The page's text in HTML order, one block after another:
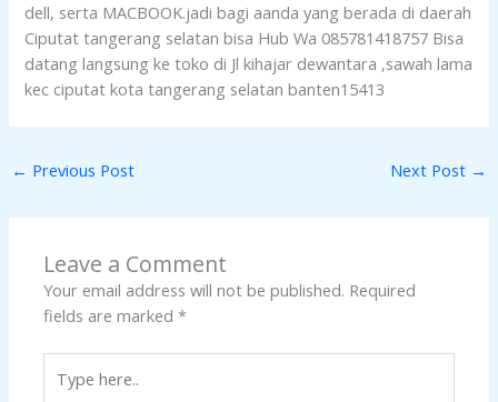
dell, serta MACBOOK.jadi bagi aanda yang berada di daerah
Ciputat tangerang selatan bisa Hub Wa 085781418757 Bisa
datang langsung ke toko di Jl kihajar dewantara ,sawah lama
kec ciputat kota tangerang selatan banten15413
← Previous Post Next Post →
Leave a Comment
Your email address will not be published. Required
fields are marked*
here..